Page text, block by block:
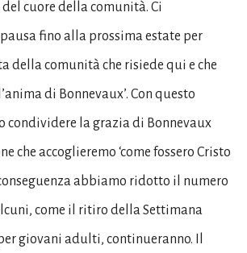
cuore della comunità. Ci
fino alla prossima estate per
della comunità che risiede qui e che
di Bonnevaux’. Con questo
condividere la grazia di Bonnevaux
che accoglieremo ‘come fossero Cristo
conseguenza abbiamo ridotto il numero
come il ritiro della Settimana
giovani adulti, continueranno. Il